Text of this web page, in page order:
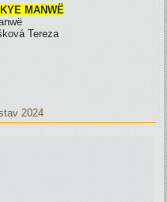
MANWË
Tereza
2024